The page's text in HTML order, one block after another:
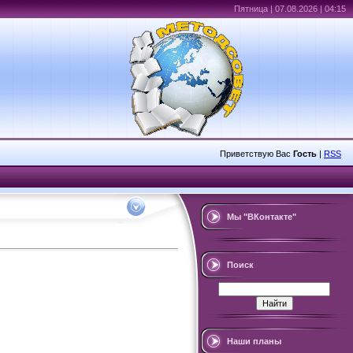
Пятница | 07.08.2026 | 04:15
Приветствую Вас Гость | RSS
Мы "ВКонтакте"
Поиск
Наши планы